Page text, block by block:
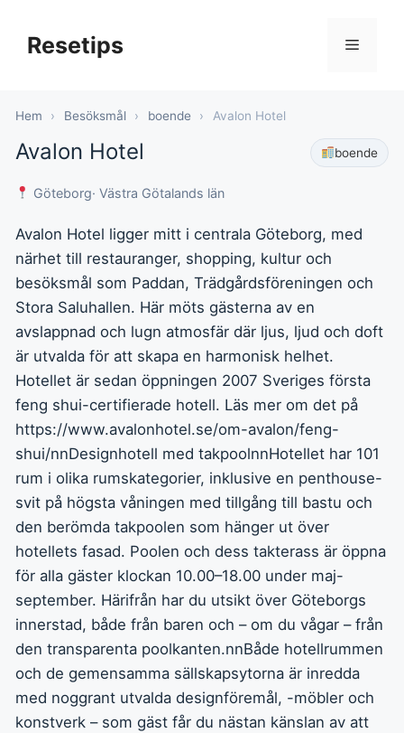
innehållResetips Meny
Hem › Besöksmål › boende › Avalon Hotel
Avalon Hotel boende
Göteborg· Västra Götalands län
Avalon Hotel ligger mitt i centrala Göteborg, med
närhet till restauranger, shopping, kultur och
besöksmål som Paddan, Trädgårdsföreningen och
Stora Saluhallen. Här möts gästerna av en
avslappnad och lugn atmosfär där ljus, ljud och doft
är utvalda för att skapa en harmonisk helhet.
Hotellet är sedan öppningen 2007 Sveriges första
feng shui-certifierade hotell. Läs mer om det på
https://www.avalonhotel.se/om-avalon/feng-
shui/nnDesignhotell med takpoolnnHotellet har 101
rum i olika rumskategorier, inklusive en penthouse-
svit på högsta våningen med tillgång till bastu och
den berömda takpoolen som hänger ut över
hotellets fasad. Poolen och dess takterass är öppna
för alla gäster klockan 10.00–18.00 under maj-
september. Härifrån har du utsikt över Göteborgs
innerstad, både från baren och – om du vågar – från
den transparenta poolkanten.nnBåde hotellrummen
och de gemensamma sällskapsytorna är inredda
med noggrant utvalda designföremål, -möbler och
konstverk – som gäst får du nästan känslan av att